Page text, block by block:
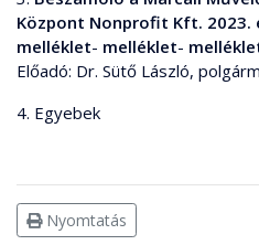
Központ Nonprofit Kft. 2023.
melléklet- melléklet-
Előadó: Dr. Sütő László,
4. Egyebek
Nyomtatás